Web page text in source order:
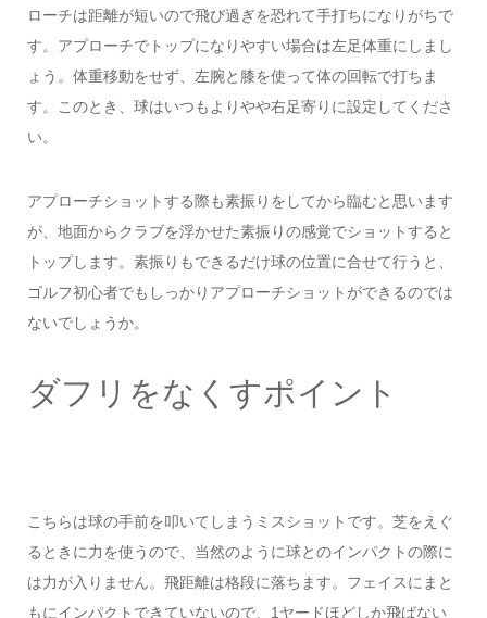
ローチは距離が短いので飛び過ぎを恐れて手打ちになりがちで
す。アプローチでトップになりやすい場合は左足体重にしまし
ょう。体重移動をせず、左腕と膝を使って体の回転で打ちま
す。このとき、球はいつもよりやや右足寄りに設定してくださ
い。
アプローチショットする際も素振りをしてから臨むと思います
が、地面からクラブを浮かせた素振りの感覚でショットすると
トップします。素振りもできるだけ球の位置に合せて行うと、
ゴルフ初心者でもしっかりアプローチショットができるのでは
ないでしょうか。
ダフリをなくすポイント
こちらは球の手前を叩いてしまうミスショットです。芝をえぐ
るときに力を使うので、当然のように球とのインパクトの際に
は力が入りません。飛距離は格段に落ちます。フェイスにまと
もにインパクトできていないので、1ヤードほどしか飛ばない